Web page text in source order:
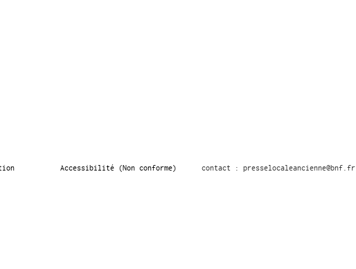
Accessibilité (Non conforme) contact : presselocaleancienne@bnf.fr